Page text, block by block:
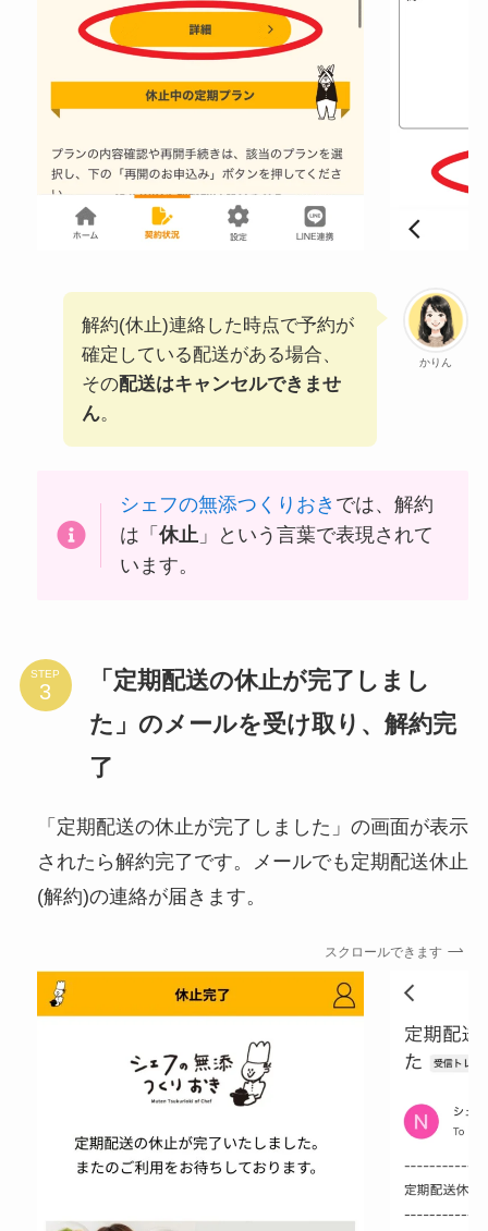
かりん
解約(休止)連絡した時点で予約が
確定している配送がある場合、
その配送はキャンセルできませ
ん。
シェフの無添つくりおき では、解約
は「休止 」という言葉で表現されて
います。
STEP
「定期配送の休止が完了しまし
た」のメールを受け取り、解約完
了
「定期配送の休止が完了しました」の画面が表示
されたら解約完了です。メールでも定期配送休止
(解約)の連絡が届きます。
スクロールできます